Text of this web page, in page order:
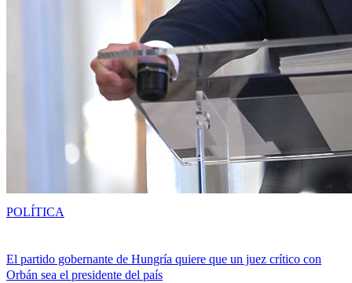
El partido gobernante de Hungría quiere que un juez crítico con
Orbán sea el presidente del país
POLÍTICA